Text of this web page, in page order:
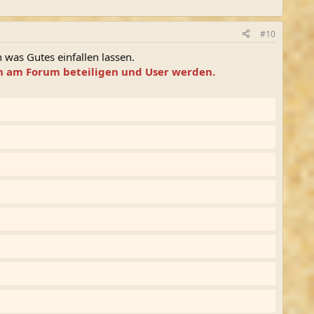
#10
Gutes einfallen lassen.
Forum beteiligen und User werden.